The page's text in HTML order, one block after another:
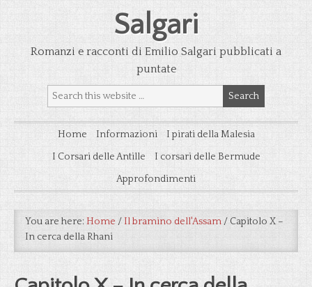
Salgari
Romanzi e racconti di Emilio Salgari pubblicati a
puntate
Home Informazioni
I pirati della Malesia
I Corsari delle Antille
I corsari delle Bermude
Approfondimenti
You are here: Home /Il bramino dell'Assam / Capitolo X –
In cerca della Rhani